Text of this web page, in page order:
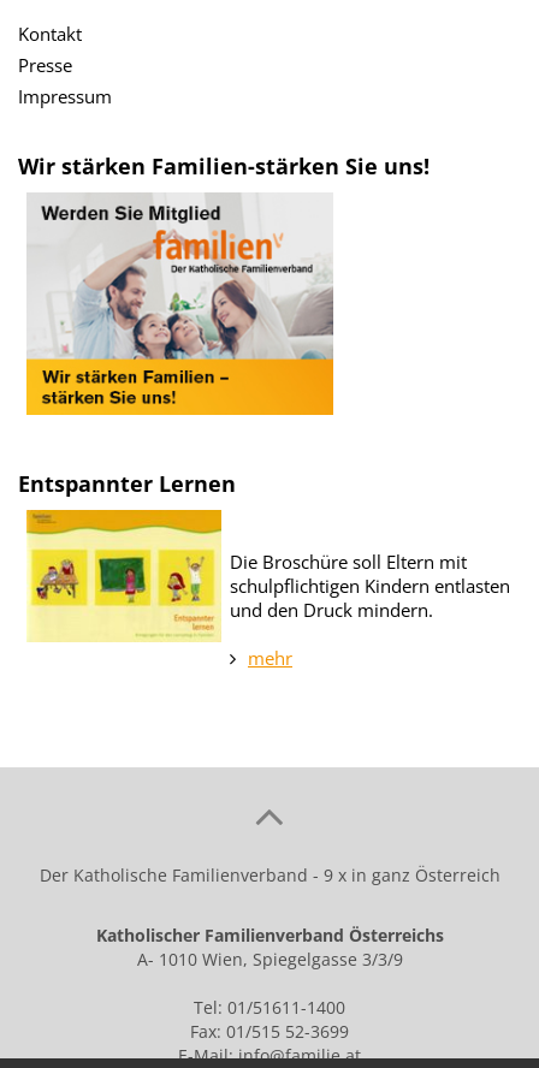
Kontakt
Presse
Impressum
Wir stärken Familien-stärken Sie uns!
Entspannter Lernen
Die Broschüre soll Eltern mit
schulpflichtigen Kindern entlasten
und den Druck mindern.
mehr
Der Katholische Familienverband - 9 x in ganz Österreich
Katholischer Familienverband Österreichs
A- 1010 Wien, Spiegelgasse 3/3/9
Tel: 01/51611-1400
Fax: 01/515 52-3699
E-Mail:info@familie.at